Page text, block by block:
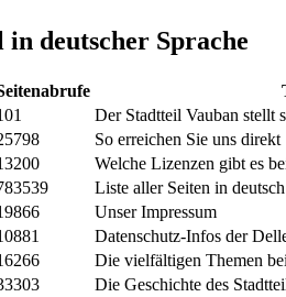
deutscher Sprache
Der Stadtteil Vauban stellt
So erreichen Sie uns direkt
Welche Lizenzen gibt es
Liste aller Seiten in deutsch
Unser Impressum
Datenschutz-Infos der
Die vielfältigen Themen
Die Geschichte des